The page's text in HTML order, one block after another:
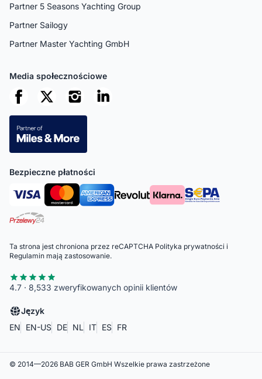
Partner 5 Seasons Yachting Group
Partner Sailogy
Partner Master Yachting GmbH
Media społecznościowe
Bezpieczne płatności
Ta strona jest chroniona przez reCAPTCHA Polityka prywatności i
Regulamin mają zastosowanie.
4.7 · 8,533 zweryfikowanych opinii klientów
Język
EN
EN-US DE NL IT ES FR
© 2014—2026 BAB GER GmbH Wszelkie prawa zastrzeżone